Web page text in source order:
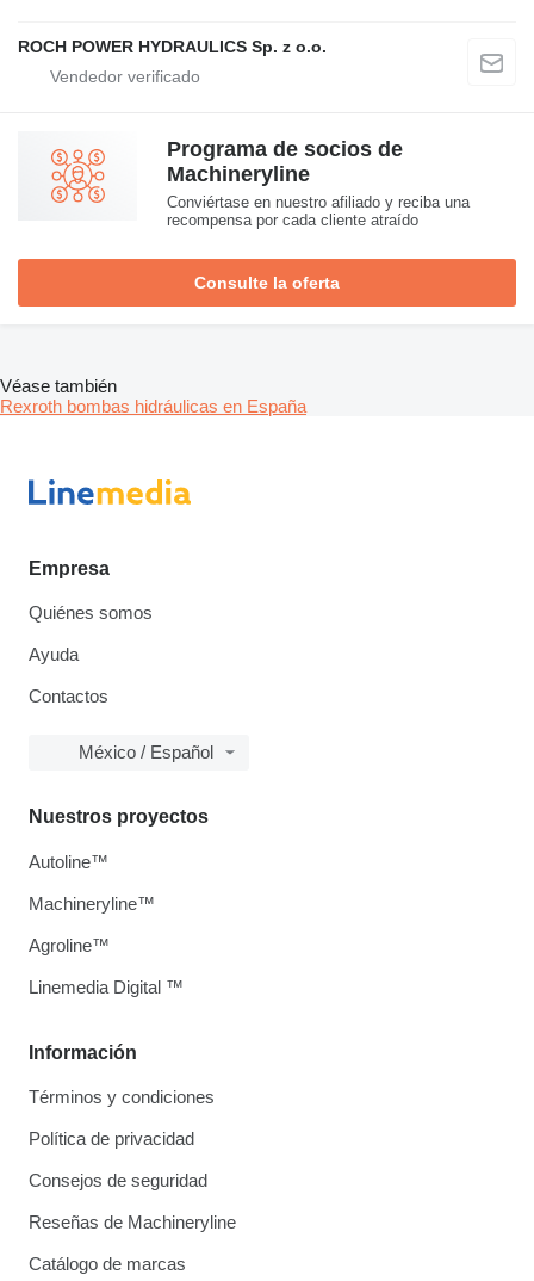
ROCH POWER HYDRAULICS Sp. z o.o.
Programa de socios de
Machineryline
Conviértase en nuestro afiliado y reciba una
recompensa por cada cliente atraído
Consulte la oferta
Véase también
Rexroth bombas hidráulicas en España
Empresa
Quiénes somos
Ayuda
Contactos
México / Español
Información
Términos y condiciones
Política de privacidad
Consejos de seguridad
Reseñas de Machineryline
Catálogo de marcas
Nuestros proyectos
Autoline™
Machineryline™
Agroline™
Linemedia Digital ™